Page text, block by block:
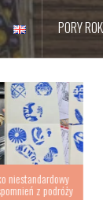
PORY
z podróży